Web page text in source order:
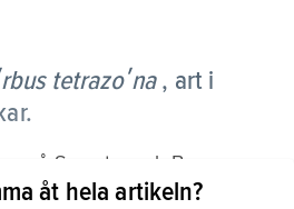
tetrazoʹna, art i
på Sumatra och Borneo.
med fyra svarta tvärband
åt hela artikeln?